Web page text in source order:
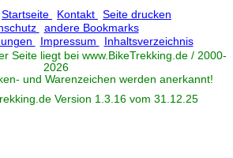
Startseite Kontakt
Seite drucken
andere Bookmarks
Impressum
Inhaltsverzeichnis
Seite liegt bei www. BikeTrekking.de / 2000-
2026
und Warenzeichen werden anerkannt!
Version 1.3.16 vom 31.12.25